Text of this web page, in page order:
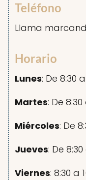
Teléfono
Llama
Horario
Lunes: De 8:30
Martes: De 8:30
Miércoles: De
Jueves: De 8:30
Viernes: 8:30 a